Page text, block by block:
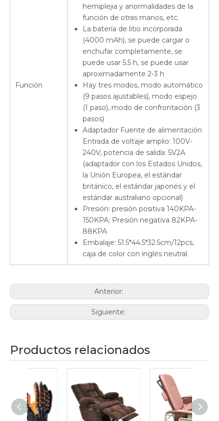
Función
hemiplejia y anormalidades de la
función de otras manos, etc.
La batería de litio incorporada
(4000 mAh), se puede cargar o
enchufar completamente, se
puede usar 5.5 h, se puede usar
aproximadamente 2-3 h
Hay tres modos, modo automático
(9 pasos ajustables), modo espejo
(1 paso), modo de confrontación (3
pasos)
Adaptador Fuente de alimentación
Entrada de voltaje amplio: 100V-
240V, potencia de salida: 5V2A
(adaptador con los Estados Unidos,
la Unión Europea, el estándar
británico, el estándar japonés y el
estándar australiano opcional)
Presión: presión positiva 140KPA-
150KPA; Presión negativa 82KPA-
88KPA
Embalaje: 51.5*44.5*32.5cm/12pcs,
caja de color con inglés neutral
Anterior:
Siguiente:
Productos relacionados